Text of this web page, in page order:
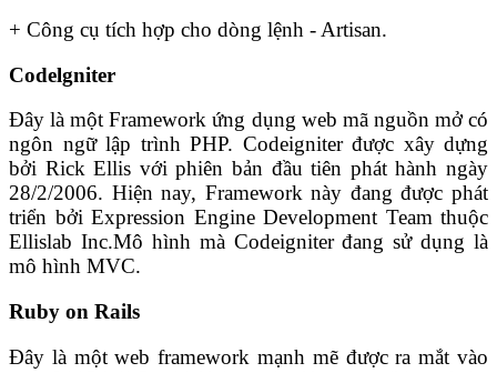
+ Công cụ tích hợp cho dòng lệnh - Artisan.
Codelgniter
Đây là một Framework ứng dụng web mã nguồn mở có
ngôn ngữ lập trình PHP. Codeigniter được xây dựng
bởi Rick Ellis với phiên bản đầu tiên phát hành ngày
28/2/2006. Hiện nay, Framework này đang được phát
triển bởi Expression Engine Development Team thuộc
Ellislab Inc.Mô hình mà Codeigniter đang sử dụng là
mô hình MVC.
Ruby on Rails
Đây là một web framework mạnh mẽ được ra mắt vào